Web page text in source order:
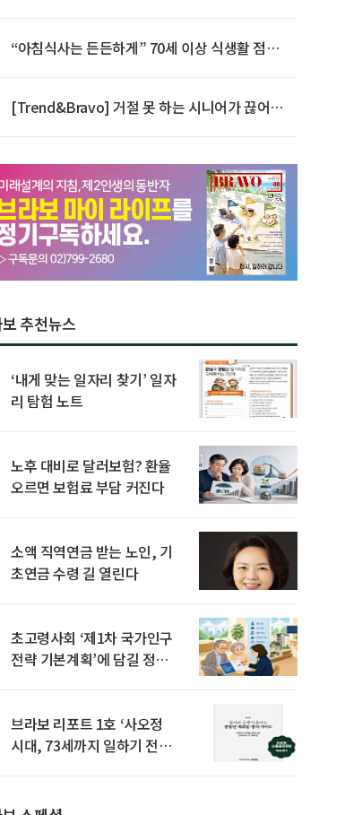
“아침식사는 든든하게” 70세 이상 식생활 점수
[Trend&Bravo] 거절 못 하는 시니어가 끊어야
추천뉴스
‘내게 맞는 일자리 찾기’ 일자
리 탐험 노트
노후 대비로 달러보험? 환율
오르면 보험료 부담 커진다
소액 직역연금 받는 노인, 기
초연금 수령 길 열린다
초고령사회 ‘제1차 국가인구
전략 기본계획’에 담길 정책
브라보 리포트 1호 ‘사오정
시대, 73세까지 일하기 전략’